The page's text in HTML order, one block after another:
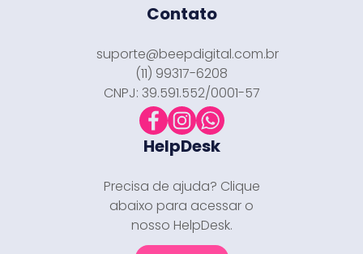
Contato
suporte@beepdigital.com.br
(11) 99317-6208
CNPJ: 39.591.552/0001-57
HelpDesk
Precisa de ajuda? Clique
abaixo para acessar o
nosso HelpDesk.